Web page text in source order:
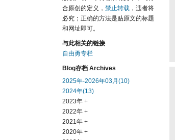
合原创的定义， 禁止转载 ，违者将
必究；正确的方法是贴原文的标题
和网址即可。
与此相关的链接
自由勇专栏
Blog存档 Archives
2025年-2026年03月(10)
2024年(13)
2023年 +
2022年 +
2021年 +
2020年 +